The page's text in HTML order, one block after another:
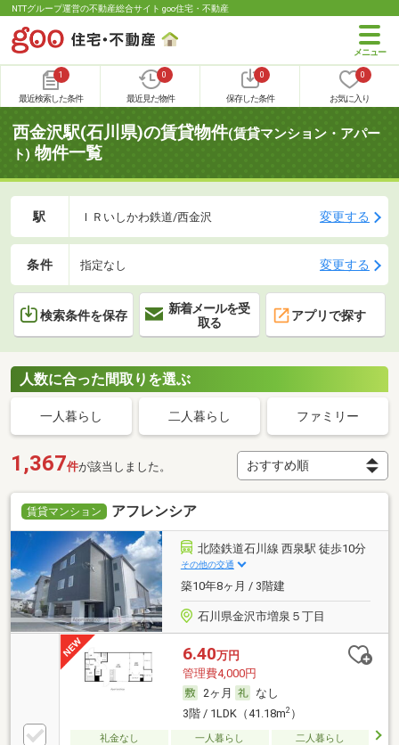
NTTグループ運営の不動産総合サイト goo住宅・不動産
1
最近検索した条件
0
最近見た物件
0
保存した条件
0
お気に入り
西金沢駅(石川県)の賃貸物件(賃貸マンション・アパー
ト) 物件一覧
駅 ＩＲいしかわ鉄道/西金沢 変更する
条件 指定なし 変更する
検索条件を保存
新着メールを受
取る
アプリで探す
人数に合った間取りを選ぶ
一人暮らし 二人暮らし ファミリー
1,367件が該当しました。
賃貸マンション アフレンシア
北陸鉄道石川線 西泉駅 徒歩10分
その他の交通
築10年8ヶ月 / 3階建
石川県金沢市増泉５丁目
6.40万円
管理費4,000円
2ヶ月
なし
3階 / 1LDK（41.18m2）
礼金なし 一人暮らし
二人暮らし